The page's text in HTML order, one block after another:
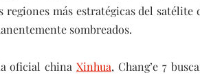
regiones más estratégicas del
sombreados.
oficial china Xinhua, Chang’e 7